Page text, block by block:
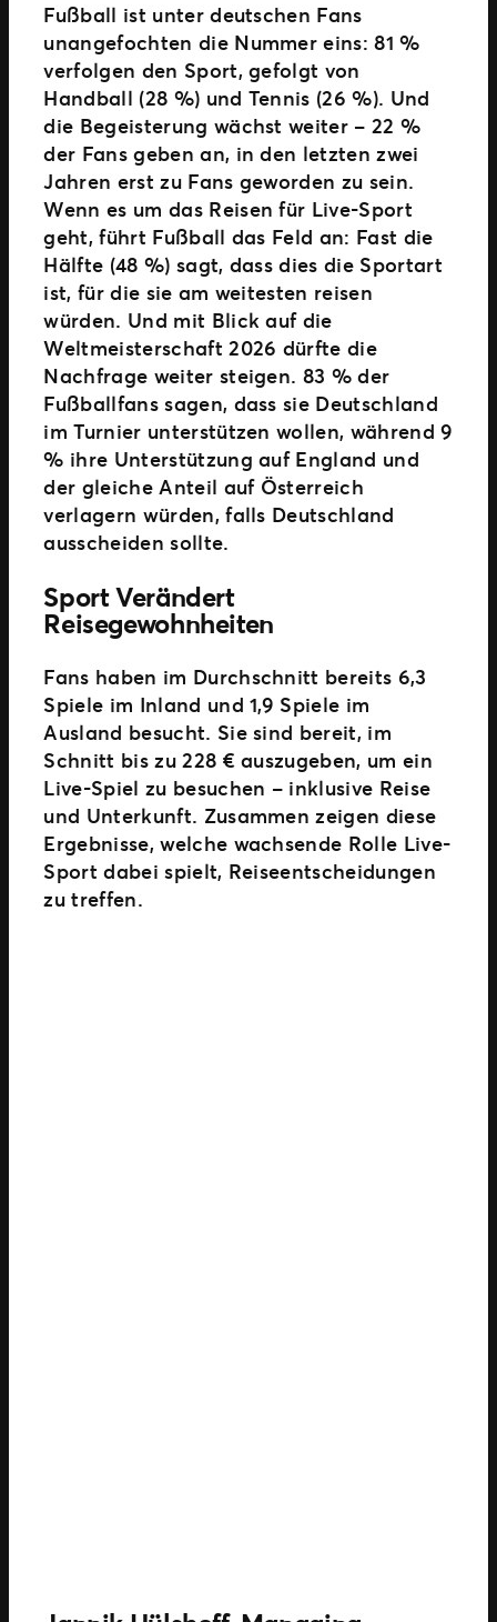
Fußball ist unter deutschen Fans
unangefochten die Nummer eins: 81 %
verfolgen den Sport, gefolgt von
Handball (28 %) und Tennis (26 %). Und
die Begeisterung wächst weiter – 22 %
der Fans geben an, in den letzten zwei
Jahren erst zu Fans geworden zu sein.
Wenn es um das Reisen für Live-Sport
geht, führt Fußball das Feld an: Fast die
Hälfte (48 %) sagt, dass dies die Sportart
ist, für die sie am weitesten reisen
würden. Und mit Blick auf die
Weltmeisterschaft 2026 dürfte die
Nachfrage weiter steigen. 83 % der
Fußballfans sagen, dass sie Deutschland
im Turnier unterstützen wollen, während 9
% ihre Unterstützung auf England und
der gleiche Anteil auf Österreich
verlagern würden, falls Deutschland
ausscheiden sollte.
Sport Verändert
Reisegewohnheiten
Fans haben im Durchschnitt bereits 6,3
Spiele im Inland und 1,9 Spiele im
Ausland besucht. Sie sind bereit, im
Schnitt bis zu 228 € auszugeben, um ein
Live-Spiel zu besuchen – inklusive Reise
und Unterkunft. Zusammen zeigen diese
Ergebnisse, welche wachsende Rolle Live-
Sport dabei spielt, Reiseentscheidungen
zu treffen.